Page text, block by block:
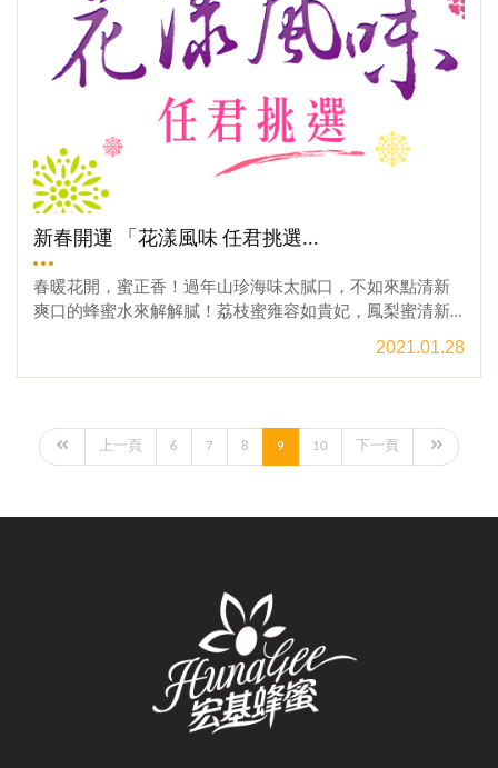
親節，帶上健康還有美味回家，一個大大的擁抱、一杯香
甜的蜂蜜，享受溫馨的相處時光。本活動為官網、門市限
定官網、門市同步優惠「歡慶母親節 蜂王乳系列滿２５
００送你鳳梨蜜」活動時間 :2021年04月15日~2021年05月
09日 「歡慶母親節 蜂王乳系列滿２５００送你鳳梨蜜」
活動內容 :只要購買本農場 蜂王乳系列 任一商品 : [ 大自然
農法蜂王乳 500g ][ 天然蜂王乳 500g ][ 蜂王乳膠囊 420mgX1
20粒 ]加購「全館不限商品」單筆滿額 2500元，就送您 價
值680元 「蜜笈 鳳梨蜜」 一瓶。※VIP會員將依「VIP折扣
價」計算 。本優惠活動相關規定 : 1. 本活動於 官網/門市單
筆消費額滿始可參加，恕不累計。2. 本活動可與「VIP會員
折扣」或其他的優惠方案合併使用。3. 本公司保有於活動
期間內更改活動規則和內容之權利，活動內容之變動將於
][ 前往 蜂王乳專區 ]🔗門市官網專屬好康，絕對不能錯過🔗
🌸清甜荔枝蜜 春天與味蕾的浪漫相遇🌸→春季美好新體驗~
優質好蜜，都在這裡！🐝→產銷履歷蜂蜜，哪裡買【門市
地址】→南投縣埔里鎮枇杷里枇杷路52之1號【電話洽詢】
新春開運 「花漾風味 任君挑選...
春暖花開，蜜正香！過年山珍海味太膩口， 不如來點清新
爽口的蜂蜜水來解解膩！荔枝蜜雍容如貴妃，鳳梨蜜清新
似少女，百花蜜馥郁如女伶，烏桕蜜純粹若雲朵，酪梨蜜
品蜂蜜的極致好口感絕對讓你驚豔！防疫期間不外出，在
家也能品嘗蜂蜜的多元風味，荔枝、鳳梨、百花、酪梨、
商品 二入組合最低 65折!!!!- 限時下殺 平均$500件 -[ 前往
花漾風味 任君挑選 活動專區 ] 本優惠活動相關規定 : 1. 本
活動無法與「VIP會員折扣」或其他的優惠方案合併使用。
2. 門市優惠活動皆不包含宅配相關費用，如需代為宅配，
相關收費標準與服務請洽現場門市人員。3. 本公司保有於
活動期間內更改活動規則和內容之權利，活動內容之變動
2021.01.28
上一頁 6 7 8 9 10 下一頁